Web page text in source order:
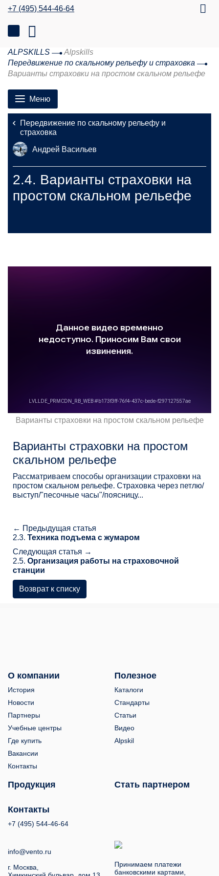
+7 (495) 544-46-64
ALPSKILLS
Alpskills
Передвижение по скальному рельефу и страховка
Варианты страховки на простом скальном рельефе
Меню
Передвижение по скальному рельефу и
страховка
Андрей Васильев
2.4. Варианты страховки на
простом скальном рельефе
Варианты страховки на простом скальном рельефе
Варианты страховки на простом
скальном рельефе
Рассматриваем способы организации страховки на
простом скальном рельефе. Страховка через петлю/
выступ/"песочные часы"/поясницу...
← Предыдущая статья
2.3. Техника подъема с жумаром
Следующая статья →
2.5. Организация работы на страховочной
станции
Возврат к списку
О компании
История
Новости
Партнеры
Учебные центры
Где купить
Вакансии
Контакты
Полезное
Каталоги
Стандарты
Статьи
Видео
Alpskil
Продукция Стать партнером
Контакты
+7 (495) 544-46-64
info@vento.ru
г. Москва,
Принимаем платежи
банковскими картами,